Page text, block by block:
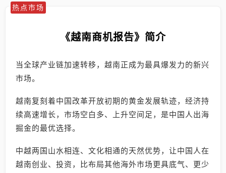
热点市场
《越南商机报告》简介
当全球产业链加速转移，越南正成为最具爆发力的新兴
市场。
越南复刻着中国改革开放初期的黄金发展轨迹，经济持
续高速增长，市场空白多、上升空间足，是中国人出海
掘金的最优选择。
中越两国山水相连、文化相通的天然优势，让中国人在
越南创业、投资，比布局其他海外市场更具底气、更少